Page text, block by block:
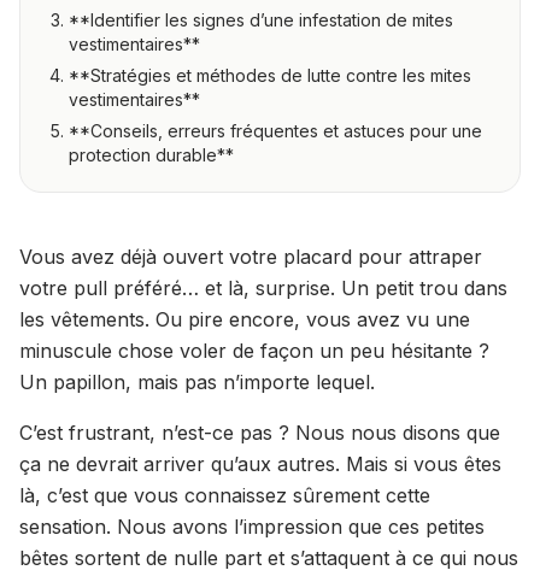
**Identifier les signes d’une infestation de mites
vestimentaires**
**Stratégies et méthodes de lutte contre les mites
vestimentaires**
**Conseils, erreurs fréquentes et astuces pour une
protection durable**
Vous avez déjà ouvert votre placard pour attraper
votre pull préféré… et là, surprise. Un petit trou dans
les vêtements. Ou pire encore, vous avez vu une
minuscule chose voler de façon un peu hésitante ?
Un papillon, mais pas n’importe lequel.
C’est frustrant, n’est-ce pas ? Nous nous disons que
ça ne devrait arriver qu’aux autres. Mais si vous êtes
là, c’est que vous connaissez sûrement cette
sensation. Nous avons l’impression que ces petites
bêtes sortent de nulle part et s’attaquent à ce qui nous